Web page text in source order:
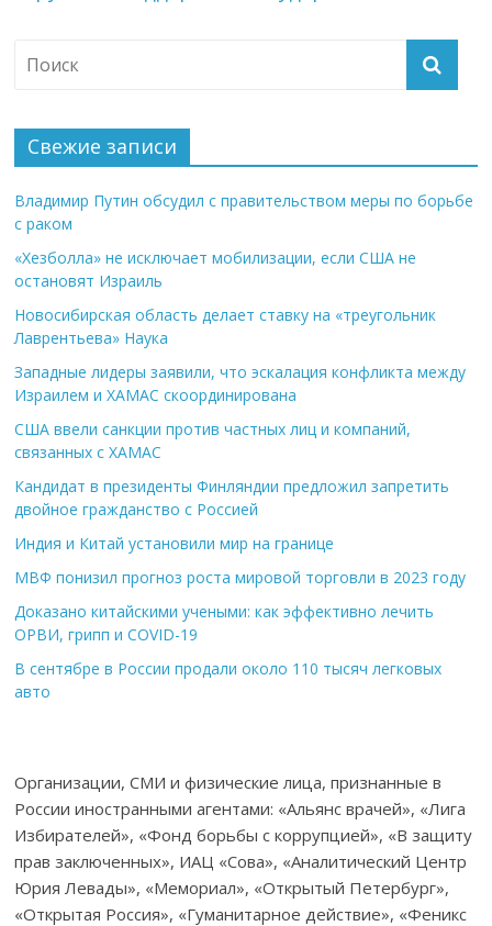
Свежие записи
Владимир Путин обсудил с правительством меры по борьбе
с раком
«Хезболла» не исключает мобилизации, если США не
остановят Израиль
Новосибирская область делает ставку на «треугольник
Лаврентьева» Наука
Западные лидеры заявили, что эскалация конфликта между
Израилем и ХАМАС скоординирована
США ввели санкции против частных лиц и компаний,
связанных с ХАМАС
Кандидат в президенты Финляндии предложил запретить
двойное гражданство с Россией
Индия и Китай установили мир на границе
МВФ понизил прогноз роста мировой торговли в 2023 году
Доказано китайскими учеными: как эффективно лечить
ОРВИ, грипп и COVID-19
В сентябре в России продали около 110 тысяч легковых
авто
Организации, СМИ и физические лица, признанные в
России иностранными агентами: «Альянс врачей», «Лига
Избирателей», «Фонд борьбы с коррупцией», «В защиту
прав заключенных», ИАЦ «Сова», «Аналитический Центр
Юрия Левады», «Мемориал», «Открытый Петербург»,
«Открытая Россия», «Гуманитарное действие», «Феникс